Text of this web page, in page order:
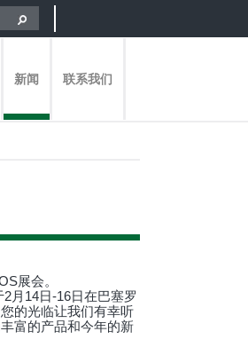
新闻 联系我们
展会。
月14日-16日在巴塞罗
的光临让我们有幸听
富的产品和今年的新